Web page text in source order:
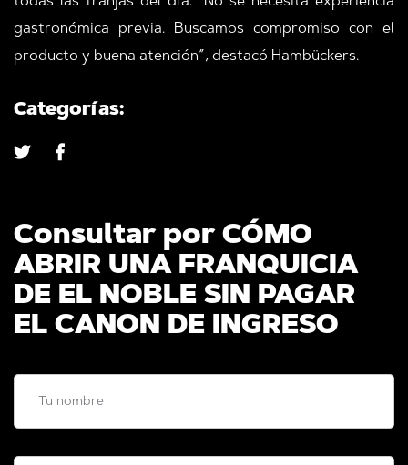
gastronómica previa. Buscamos compromiso con el
producto y buena atención”, destacó Hambückers.
Categorías:
Consultar por CÓMO
ABRIR UNA FRANQUICIA
DE EL NOBLE SIN PAGAR
EL CANON DE INGRESO